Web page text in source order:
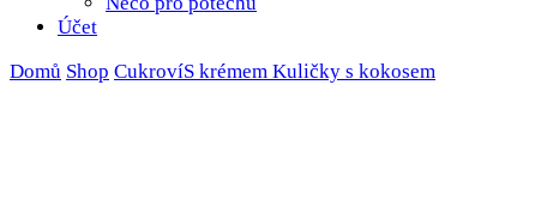
Účet
Domů Shop CukrovíS krémem Kuličky s kokosem